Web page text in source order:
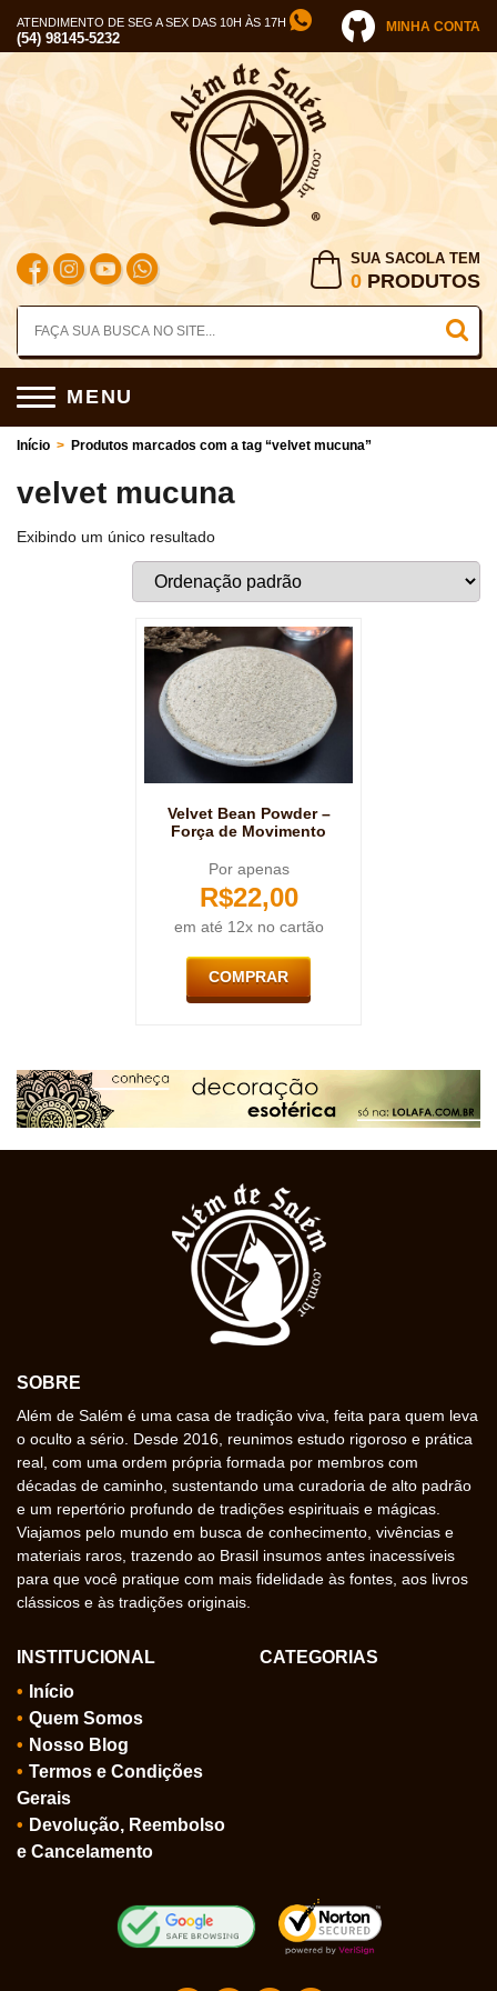
ATENDIMENTO DE SEG A SEX DAS 10H ÀS 17H
(54) 98145-5232
MINHA CONTA
SUA SACOLA TEM
0 PRODUTOS
MENU
Início > Produtos marcados com a tag “velvet mucuna”
velvet mucuna
Exibindo um único resultado
Velvet Bean Powder –
Força de Movimento
Por apenas
R$22,00
em até 12x no cartão
COMPRAR
SOBRE
Além de Salém é uma casa de tradição viva, feita para quem leva
o oculto a sério. Desde 2016, reunimos estudo rigoroso e prática
real, com uma ordem própria formada por membros com
décadas de caminho, sustentando uma curadoria de alto padrão
e um repertório profundo de tradições espirituais e mágicas.
Viajamos pelo mundo em busca de conhecimento, vivências e
materiais raros, trazendo ao Brasil insumos antes inacessíveis
para que você pratique com mais fidelidade às fontes, aos livros
clássicos e às tradições originais.
INSTITUCIONAL
Início
Quem Somos
Nosso Blog
Termos e Condições
Gerais
Devolução, Reembolso
e Cancelamento
CATEGORIAS